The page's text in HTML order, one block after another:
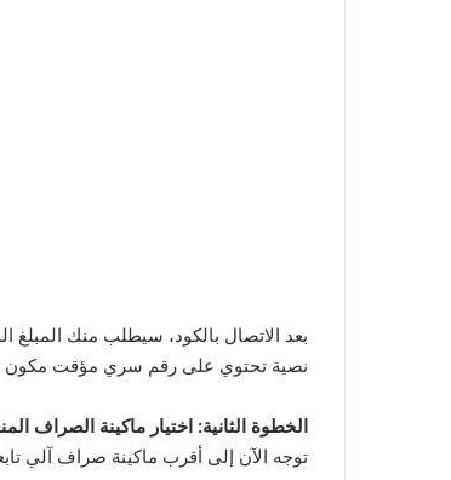
بعد الاتصال بالكود، سيطلب منك
نصية تحتوي على رقم سري مؤقت مكون
الخطوة الثانية: اختيار ماكينة الصراف
توجه الآن إلى أقرب ماكينة صراف آلي